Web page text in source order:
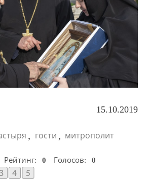
15.10.2019
, гости , митрополит
Рейтинг: 0 Голосов:
0